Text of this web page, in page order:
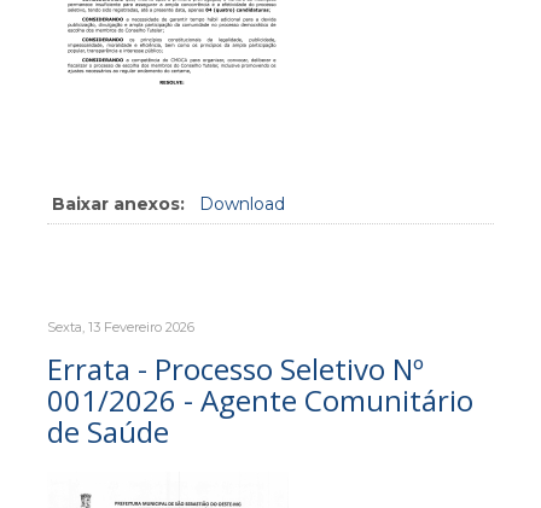
Baixar anexos: Download
Sexta, 13 Fevereiro 2026
Errata - Processo Seletivo Nº
001/2026 - Agente Comunitário
de Saúde